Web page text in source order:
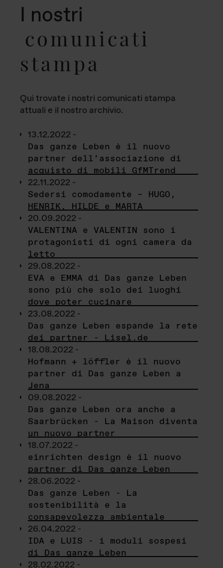
I nostri
comunicati
stampa
Qui trovate i nostri comunicati stampa
attuali e il nostro archivio.
13.12.2022 -
Das ganze Leben è il nuovo
partner dell’associazione di
acquisto di mobili GfMTrend
22.11.2022 -
Sedersi comodamente – HUGO,
HENRIK, HILDE e MARTA
20.09.2022 -
VALENTINA e VALENTIN sono i
protagonisti di ogni camera da
letto
29.08.2022 -
EVA e EMMA di Das ganze Leben
sono più che solo dei luoghi
dove poter cucinare
23.08.2022 -
Das ganze Leben espande la rete
dei partner - Lisel.de
18.08.2022 -
Hofmann + löffler è il nuovo
partner di Das ganze Leben a
Jena
09.08.2022 -
Das ganze Leben ora anche a
Saarbrücken - La Maison diventa
un nuovo partner
18.07.2022 -
einrichten design è il nuovo
partner di Das ganze Leben
28.06.2022 -
Das ganze Leben - La
sostenibilità e la
consapevolezza ambientale
26.04.2022 -
IDA e LUIS - i moduli sospesi
di Das ganze Leben
28.02.2022 -